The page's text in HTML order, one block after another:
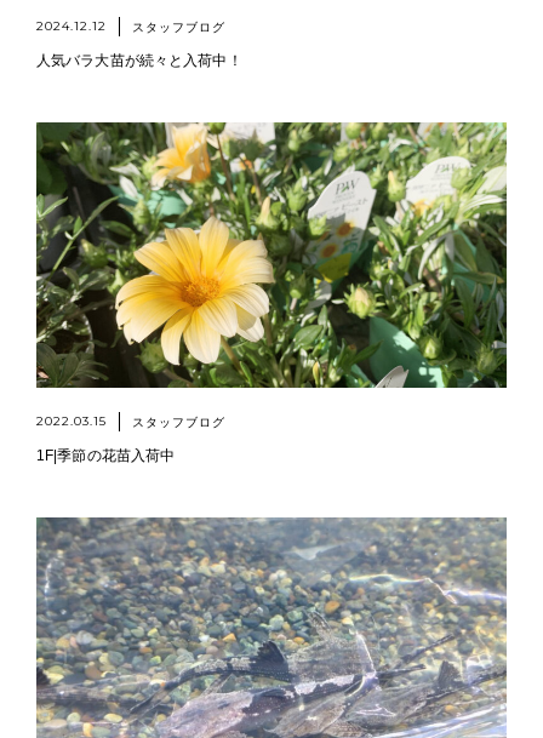
2024.12.12 スタッフブログ
人気バラ大苗が続々と入荷中！
2022.03.15 スタッフブログ
1F|季節の花苗入荷中